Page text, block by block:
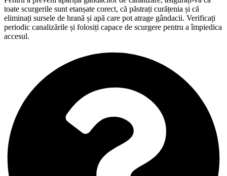
toate scurgerile sunt etanșate corect, că păstrați curățenia și că
eliminați sursele de hrană și apă care pot atrage gândacii. Verificați
periodic canalizările și folosiți capace de scurgere pentru a împiedica
accesul.